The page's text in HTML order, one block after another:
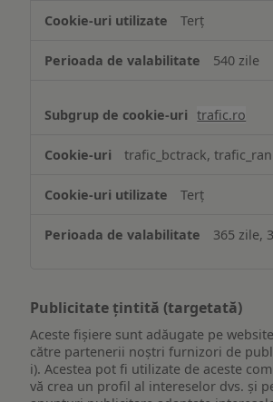
Terț
540 zile
trafic.ro
trafic_bctrack,
Terț
365 zile,
Publicitate țintită (targetată)
Aceste fișiere sunt adăugate pe
către partenerii noștri furnizori de
i). Acestea pot fi utilizate de aceste
vă crea un profil al intereselor dvs. și